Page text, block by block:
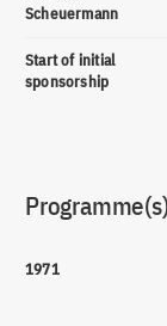
Scheuermann
Start of initial
sponsorship
1971